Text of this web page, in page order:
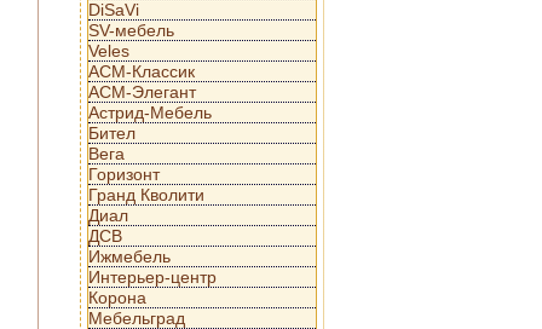
DiSaVi
SV-мебель
Veles
АСМ-Классик
АСМ-Элегант
Астрид-Мебель
Бител
Вега
Горизонт
Гранд Кволити
Диал
ДСВ
Ижмебель
Интерьер-центр
Корона
Мебельград